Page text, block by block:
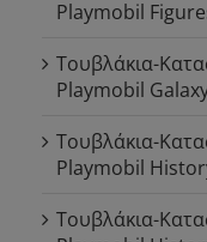
Playmobil
Τουβλάκια-
Playmobil
Τουβλάκια-
Playmobil
Τουβλάκια-